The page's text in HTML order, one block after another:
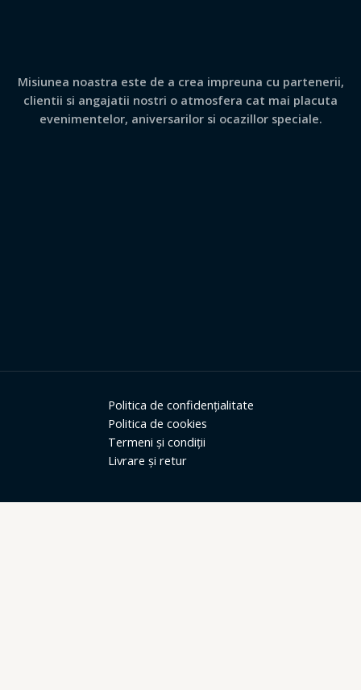
Misiunea noastra este de a crea impreuna cu partenerii,
clientii si angajatii nostri o atmosfera cat mai placuta
evenimentelor, aniversarilor si ocazillor speciale.
Politica de confidențialitate
Politica de cookies
Termeni și condiții
Livrare și retur